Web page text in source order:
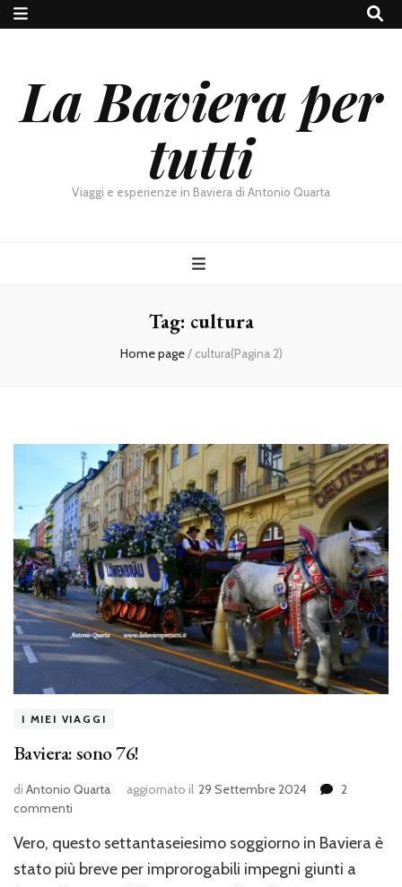
La Baviera per
tutti
Viaggi e esperienze in Baviera di Antonio Quarta
Tag: cultura
Home page/ cultura(Pagina 2)
I MIEI VIAGGI
Baviera: sono 76!
di Antonio Quarta aggiornato il 29 Settembre 2024
2
commenti
sono
76!
Vero, questo settantaseiesimo soggiorno in Baviera è
stato più breve per improrogabili impegni giunti a